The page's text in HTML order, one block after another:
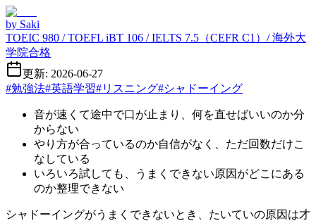
by Saki
TOEIC 980 / TOEFL iBT 106 / IELTS 7.5（CEFR C1）/ 海外大
学院合格
更新: 2026-06-27
#勉強法#英語学習#リスニング#シャドーイング
音が速くて途中で口が止まり、何を直せばいいのか分
からない
やり方が合っているのか自信がなく、ただ回数だけこ
なしている
いろいろ試しても、うまくできない原因がどこにある
のか整理できない
シャドーイングがうまくできないとき、たいていの原因は才